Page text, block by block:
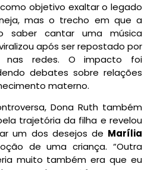
objetivo exaltar o legado
mas o trecho em que a
saber cantar uma música
após ser repostado por
nas redes. O impacto foi
debates sobre relações
materno.
Dona Ruth também
trajetória da filha e revelou
um dos desejos de Marília
de uma criança. “Outra
muito também era que eu